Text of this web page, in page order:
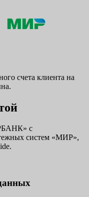
счета клиента на
с
систем «МИР»,